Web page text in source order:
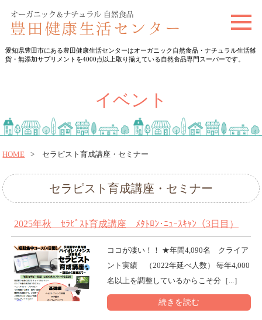
t
g
a
a
i
o
n
愛知県豊田市にある豊田健康生活センターはオーガニック自然食品・ナチュラル生活雑
貨・無添加サプリメントを4000点以上取り揃えている自然食品専門スーパーです。
イベント
HOME セラピスト育成講座・セミナー
セラピスト育成講座・セミナー
2025年秋 ｾﾗﾋﾟｽﾄ育成講座 ﾒﾀﾄﾛﾝ･ﾆｭｰｽｷｬﾝ（3日目）
ココが凄い！！ ★年間4,090名 クライア
ント実績 （2022年延べ人数） 毎年4,000
名以上を調整しているからこそ分［...］
続きを読む